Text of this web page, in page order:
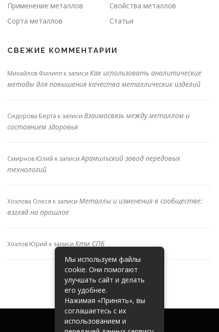
Применение металлов
Свойства металлов
Сорта металлов
Статьи
СВЕЖИЕ КОММЕНТАРИИ
Михайлов Филипп к записи Как использовать аналитические
методы для повышения качества металлических изделий
Сидорова Берта к записи Взаимосвязь между металлом и
состоянием здоровья
Смирнов Юлий к записиАрамильский завод передовых
технологий
Хохлова Олеся к записи Металлы и изменения в сообществе:
взгляд на прошлое
Хохлов Юрий к записи Ктм СПб
Мы используем файлы
cookie. Они помогают
улучшать сайт и делать
его удобнее.
Нажимая «Принять», вы
соглашаетесь с их
использованием и